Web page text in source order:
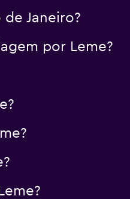
Janeiro?
por Leme?